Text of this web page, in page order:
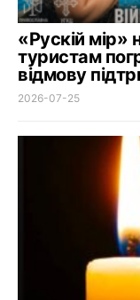
«Рускій мір»
туристам
відмову
2026-07-25